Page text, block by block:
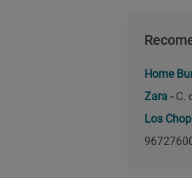
Home
Zara - C.
Los